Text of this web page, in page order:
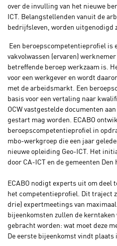
over de invulling van het nieuwe
ICT. Belangstellenden vanuit de
bedrijfsleven, worden uitgenodigd
Een beroepscompetentieprofiel is
vakvolwassen (ervaren)
betreffende beroep werkzaam is.
voor een werkgever en wordt
met de arbeidsmarkt. Een
basis voor een vertaling naar
OCW vastgestelde documenten
gestart mag worden. ECABO
beroepscompetentieprofiel in
mbo-werkgroep die een jaar
nieuwe opleiding Geo-ICT. Het
door CA-ICT en de gemeenten Den
ECABO nodigt experts uit om deel
het competentieprofiel. Dit traject
drie) expertmeetings van
bijeenkomsten zullen de kerntaken
gebracht worden: wat moet deze
De eerste bijeenkomst vindt plaats